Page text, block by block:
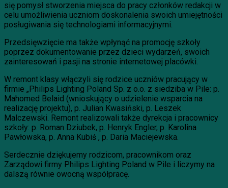
się pomysł stworzenia miejsca do pracy członków redakcji w
celu umożliwienia uczniom doskonalenia swoich umiejętności
posługiwania się technologiami informacyjnymi.
Przedsięwzięcie ma także wpłynąć na promocję szkoły
poprzez dokumentowanie przez dzieci wydarzeń, swoich
zainteresowań i pasji na stronie internetowej placówki.
W remont klasy włączyli się rodzice uczniów pracujący w
firmie „Philips Lighting Poland Sp. z o.o. z siedziba w Pile: p.
Mahomed Belaid (wnioskujący o udzielenie wsparcia na
realizację projektu), p. Julian Kwasiński, p. Leszek
Malczewski. Remont realizowali także dyrekcja i pracownicy
szkoły: p. Roman Dziubek, p. Henryk Engler, p. Karolina
Pawłowska, p. Anna Kubiś , p. Daria Maciejewska.
Serdecznie dziękujemy rodzicom, pracownikom oraz
Zarządowi firmy Philips Lighting Poland w Pile i liczymy na
dalszą równie owocną współpracę.